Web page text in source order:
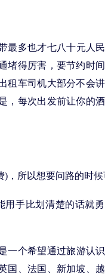
最多也才七八十元人
堵得厉害，要节约时
租车司机大部分不会讲
，每次出发前让你的
，所以想要问路的时候
手比划清楚的话就
一个希望通过旅游认
国、法国、新加坡、